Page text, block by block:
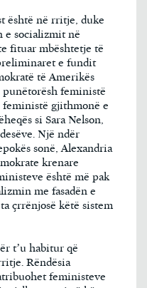
është në rritje, duke
e socializmit në
fituar mbështetje të
e fundit
të Amerikës
feministë
gjithmonë e
si Sara Nelson,
Një ndër
sonë, Alexandria
krenare
është më pak
me fasadën e
çrrënjosë këtë sistem
t’u habitur që
Rëndësia
feministeve